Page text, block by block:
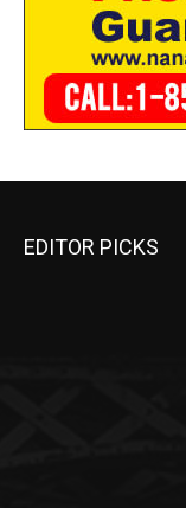
EDITOR PICKS